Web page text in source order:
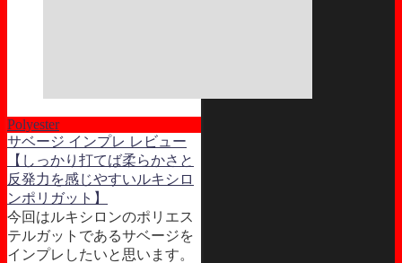
Polyester
サベージ インプレ レビュー
【しっかり打てば柔らかさと
反発力を感じやすいルキシロ
ンポリガット】
今回はルキシロンのポリエス
テルガットであるサベージを
インプレしたいと思います。